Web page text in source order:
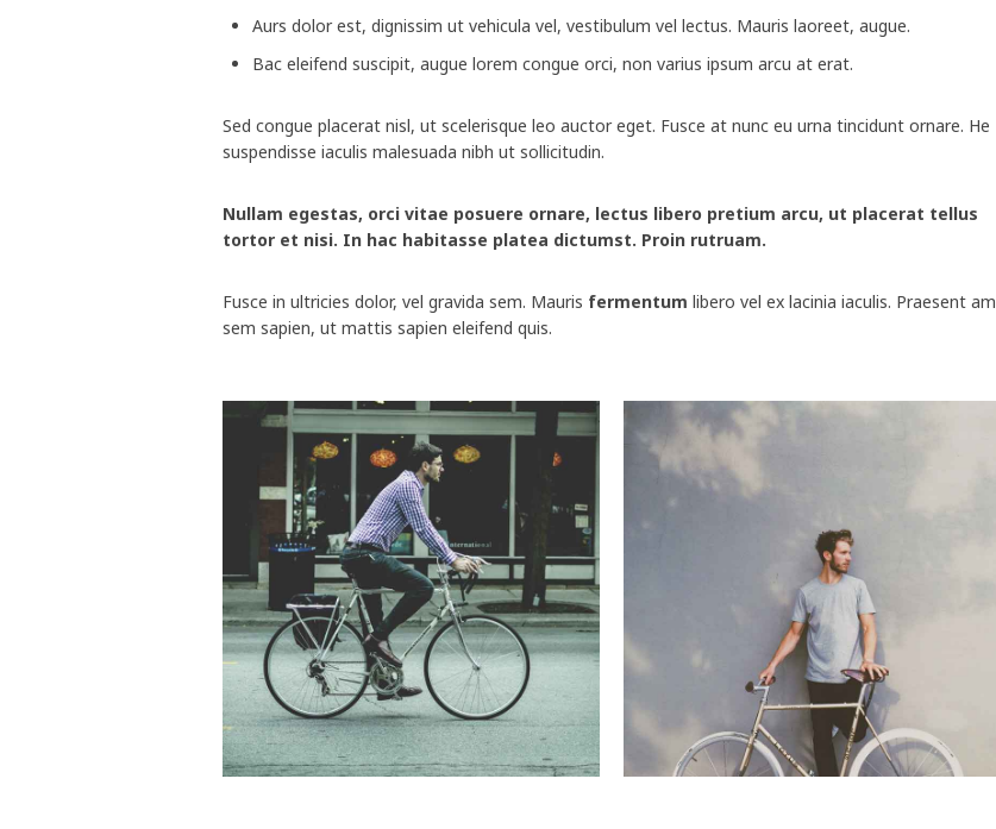
Aurs dolor est, dignissim ut vehicula vel, vestibulum vel lectus. Mauris laoreet, augue.
Bac eleifend suscipit, augue lorem congue orci, non varius ipsum arcu at erat.
Sed congue placerat nisl, ut scelerisque leo auctor eget. Fusce at nunc eu urna tincidunt ornare. He
suspendisse iaculis malesuada nibh ut sollicitudin.
Nullam egestas, orci vitae posuere ornare, lectus libero pretium arcu, ut placerat tellus
tortor et nisi. In hac habitasse platea dictumst. Proin rutruam.
Fusce in ultricies dolor, vel gravida sem. Mauris fermentum libero vel ex lacinia iaculis. Praesent am
sem sapien, ut mattis sapien eleifend quis.